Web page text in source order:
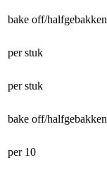
bake off/halfgebakken
per stuk
per stuk
bake off/halfgebakken
per 10